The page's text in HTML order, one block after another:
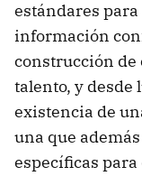
estándares
información
construcción de
talento, y desde
existencia de
una que
específicas